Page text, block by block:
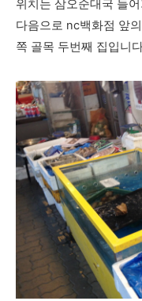
위치는 삼오순대국 들
다음으로 nc백화점 앞
쪽 골목 두번째 집입니